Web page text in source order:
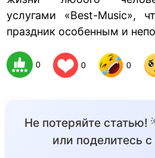
услугами «Best-Music»,
праздник особенным и
0 0 0
Не потеряйте статью!
или поделитесь